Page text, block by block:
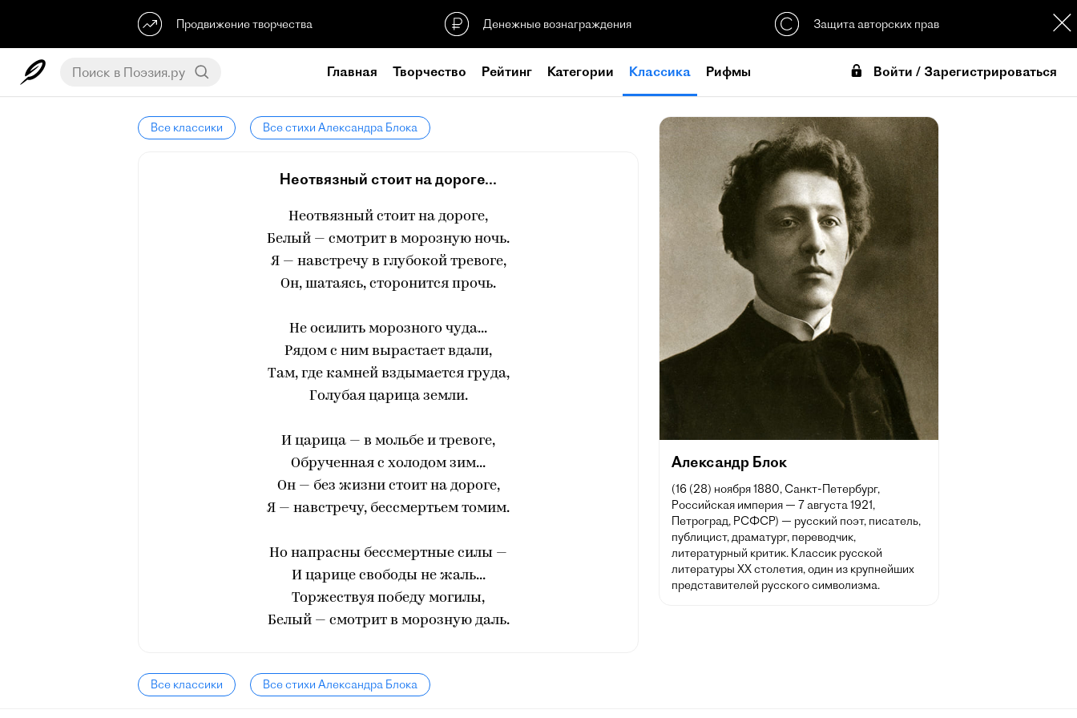
Продвижение творчества Денежные вознаграждения Защита авторских прав
Главная Творчество Рейтинг Категории Классика Рифмы Войти / Зарегистрироваться
Все классики Все стихи Александра Блока
Неотвязный стоит на дороге...
Неотвязный стоит на дороге,
Белый — смотрит в морозную ночь.
Я — навстречу в глубокой тревоге,
Он, шатаясь, сторонится прочь.
Не осилить морозного чуда...
Рядом с ним вырастает вдали,
Там, где камней вздымается груда,
Голубая царица земли.
И царица — в мольбе и тревоге,
Обрученная с холодом зим...
Он — без жизни стоит на дороге,
Я — навстречу, бессмертьем томим.
Но напрасны бессмертные силы —
И царице свободы не жаль...
Торжествуя победу могилы,
Белый — смотрит в морозную даль.
Все классики Все стихи Александра Блока
Александр Блок
(16 (28) ноября 1880, Санкт-Петербург,
Российская империя — 7 августа 1921,
Петроград, РСФСР) — русский поэт, писатель,
публицист, драматург, переводчик,
литературный критик. Классик русской
литературы XX столетия, один из крупнейших
представителей русского символизма.